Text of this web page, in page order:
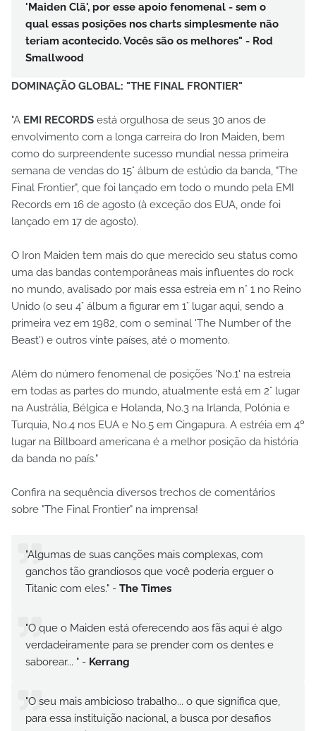
'Maiden Clã', por esse apoio fenomenal - sem o
qual essas posições nos charts simplesmente não
teriam acontecido. Vocês são os melhores" - Rod
Smallwood
DOMINAÇÃO GLOBAL: "THE FINAL FRONTIER"
"A EMI RECORDS está orgulhosa de seus 30 anos de
envolvimento com a longa carreira do Iron Maiden, bem
como do surpreendente sucesso mundial nessa primeira
semana de vendas do 15° álbum de estúdio da banda, "The
Final Frontier", que foi lançado em todo o mundo pela EMI
Records em 16 de agosto (à exceção dos EUA, onde foi
lançado em 17 de agosto).
O Iron Maiden tem mais do que merecido seu status como
uma das bandas contemporâneas mais influentes do rock
no mundo, avalisado por mais essa estreia em n° 1 no Reino
Unido (o seu 4° álbum a figurar em 1° lugar aqui, sendo a
primeira vez em 1982, com o seminal 'The Number of the
Beast') e outros vinte países, até o momento.
Além do número fenomenal de posições 'No.1' na estreia
em todas as partes do mundo, atualmente está em 2° lugar
na Austrália, Bélgica e Holanda, No.3 na Irlanda, Polónia e
Turquia, No.4 nos EUA e No.5 em Cingapura. A estréia em 4º
lugar na Billboard americana é a melhor posição da história
da banda no país."
Confira na sequência diversos trechos de comentários
sobre "The Final Frontier" na imprensa!
"Algumas de suas canções mais complexas, com
ganchos tão grandiosos que você poderia erguer o
Titanic com eles." - The Times
"O que o Maiden está oferecendo aos fãs aqui é algo
verdadeiramente para se prender com os dentes e
saborear... " - Kerrang
"O seu mais ambicioso trabalho... o que significa que,
para essa instituição nacional, a busca por desafios